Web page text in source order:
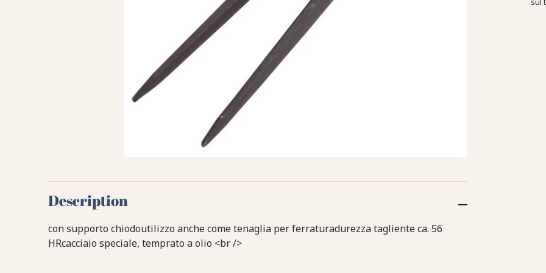
Description
con supporto chiodoutilizzo anche come tenaglia per ferraturadurezza tagliente ca. 56
HRcacciaio speciale, temprato a olio <br />